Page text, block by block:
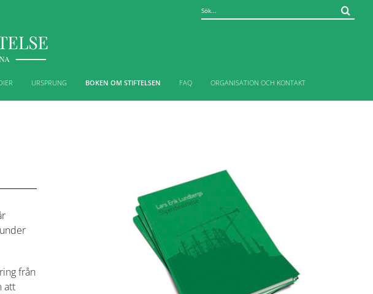
Sök
efter:
URSPRUNG BOKEN OM STIFTELSEN FAQ ORGANISATION OCH KONTAKT
från
att